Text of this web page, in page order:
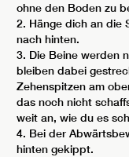
ohne den Boden zu
2. Hänge dich an die
nach hinten.
3. Die Beine werden
bleiben dabei
Zehenspitzen am
das noch nicht
weit an, wie du es
4. Bei der
hinten gekippt.